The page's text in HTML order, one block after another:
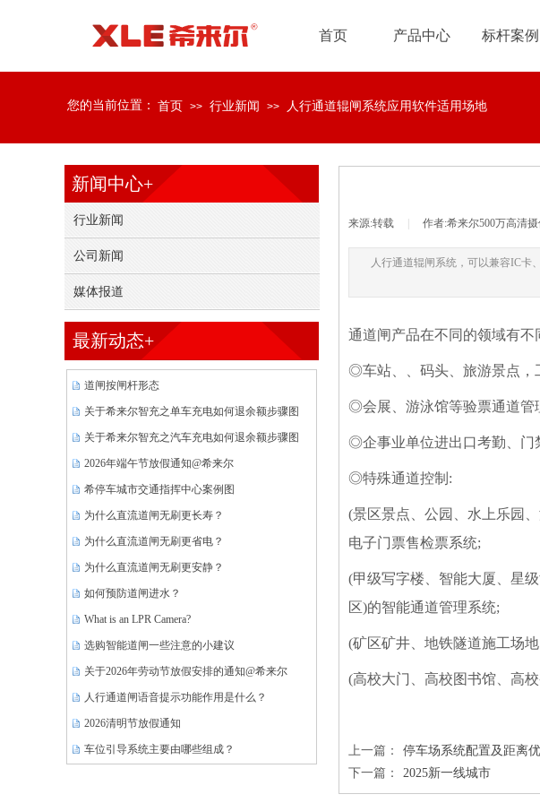
首页 产品中心 标杆案例
您的当前位置： 首页 >> 行业新闻 >> 人行通道辊闸系统应用软件适用场地
来源:转载 作者:希来尔500万高清
人行通道辊闸系统，可以兼容IC卡
通道闸产品在不同的领域有
◎车站、、码头、旅游景点，
◎会展、游泳馆等验票通道管
◎企事业单位进出口考勤、门
◎特殊通道控制:
(景区景点、公园、水上乐园
电子门票售检票系统;
(甲级写字楼、智能大厦、星
区)的智能通道管理系统;
(矿区矿井、地铁隧道施工场
(高校大门、高校图书馆、高
上一篇：
停车场系统配置及距离
下一篇：
2025新一线城市
新闻中心+
行业新闻
公司新闻
媒体报道
最新动态+
道闸按闸杆形态
关于希来尔智充之单车充电如何退余额步骤图
关于希来尔智充之汽车充电如何退余额步骤图
2026年端午节放假通知@希来尔
希停车城市交通指挥中心案例图
为什么直流道闸无刷更长寿？
为什么直流道闸无刷更省电？
为什么直流道闸无刷更安静？
如何预防道闸进水？
What is an LPR Camera?
选购智能道闸一些注意的小建议
关于2026年劳动节放假安排的通知@希来尔
人行通道闸语音提示功能作用是什么？
2026清明节放假通知
车位引导系统主要由哪些组成？